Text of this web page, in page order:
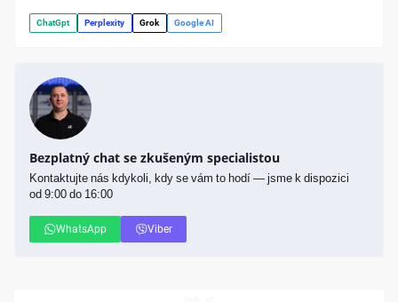
ChatGpt Perplexity Grok Google AI
Bezplatný chat se zkušeným specialistou
Kontaktujte nás kdykoli, kdy se vám to hodí — jsme k dispozici
od 9:00 do 16:00
WhatsApp Viber